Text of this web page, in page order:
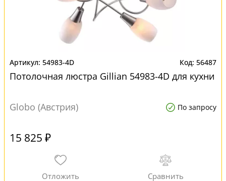
54983-4D 56487
Потолочная люстра Gillian 54983-4D для кухни
Globo (Австрия) По запросу
15 825 ₽